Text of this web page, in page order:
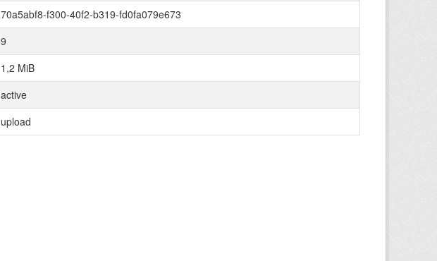
70a5abf8-f300-40f2-b319-fd0fa079e673
9
1,2 MiB
active
upload